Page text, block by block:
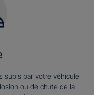
subis par votre véhicule
ou de chute de la